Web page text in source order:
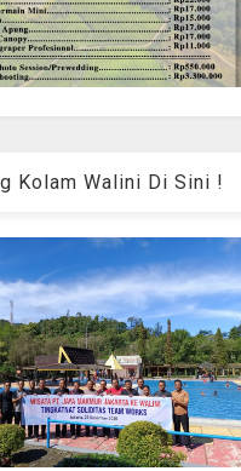
Kolam Walini Di Sini !